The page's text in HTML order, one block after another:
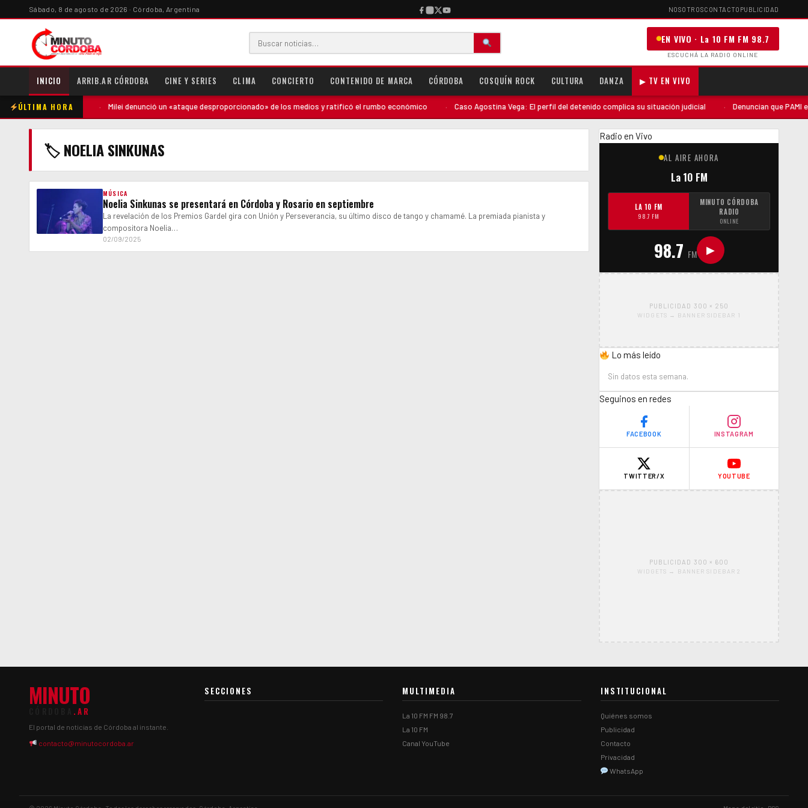
Sábado, 8 de agosto de 2026 · Córdoba, Argentina NOSOTROSCONTACTO PUBLICIDAD
EN VIVO · La 10 FM FM 98.7
ESCUCHÁ LA RADIO ONLINE
INICIO ARRIB.AR CÓRDOBA CINE Y SERIES CLIMA CONCIERTO CONTENIDO DE MARCA CÓRDOBA COSQUÍN ROCK CULTURA DANZA ▶ TV EN VIVO
ÚLTIMA HORA
contra la madre Milei denunció un «ataque desproporcionado» de los medios y ratificó el rumbo económico Caso Agostina Vega: El perfil del detenido complica su situación judicial Denuncian que PAMI
🏷 NOELIA SINKUNAS
MÚSICA
Noelia Sinkunas se presentará en Córdoba y Rosario en septiembre
La revelación de los Premios Gardel gira con Unión y Perseverancia, su último disco de tango y chamamé. La premiada pianista y
compositora Noelia…
02/09/2025
Radio en Vivo
AL AIRE AHORA
La 10 FM
LA 10 FM
98.7 FM
MINUTO CÓRDOBA
RADIO
ONLINE
98.7 FM ▶
PUBLICIDAD 300 × 250
WIDGETS → BANNER SIDEBAR 1
Lo más leído
Sin datos esta semana.
Seguinos en redes
FACEBOOK INSTAGRAM
TWITTER/X YOUTUBE
PUBLICIDAD 300 × 600
WIDGETS → BANNER SIDEBAR 2
MINUTO
.AR
El portal de noticias de Córdoba al instante.
contacto@minutocordoba.ar
SECCIONES MULTIMEDIA
La 10 FM FM 98.7
La 10 FM
Canal YouTube
INSTITUCIONAL
Quiénes somos
Publicidad
Contacto
Privacidad
WhatsApp